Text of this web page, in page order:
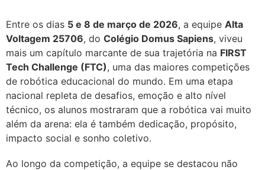
Entre os dias 5 e 8 de março de 2026, a equipe Alta
Voltagem 25706, do Colégio Domus Sapiens, viveu
mais um capítulo marcante de sua trajetória na FIRST
Tech Challenge (FTC), uma das maiores competições
de robótica educacional do mundo. Em uma etapa
nacional repleta de desafios, emoção e alto nível
técnico, os alunos mostraram que a robótica vai muito
além da arena: ela é também dedicação, propósito,
impacto social e sonho coletivo.
Ao longo da competição, a equipe se destacou não